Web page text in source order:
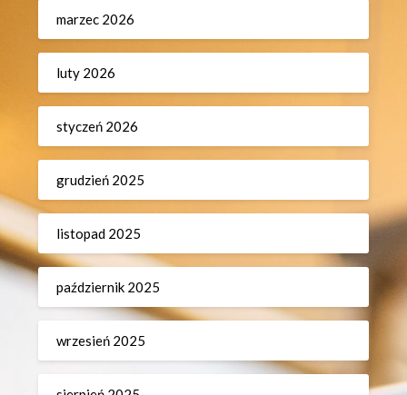
marzec 2026
luty 2026
styczeń 2026
grudzień 2025
listopad 2025
październik 2025
wrzesień 2025